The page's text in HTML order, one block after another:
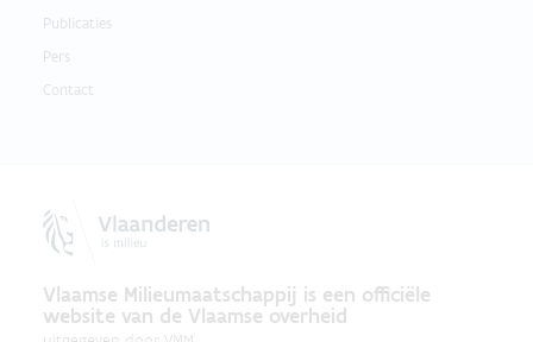
Publicaties
Pers
Contact
Vlaamse Milieumaatschappij is een officiële
website van de Vlaamse overheid